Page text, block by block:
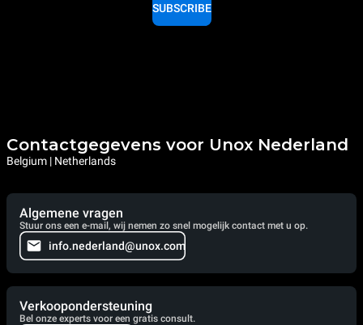
SUBSCRIBE
Contactgegevens voor Unox Nederland
Belgium | Netherlands
Algemene vragen
Stuur ons een e-mail, wij nemen zo snel mogelijk contact met u op.
info.nederland@unox.com
Verkoopondersteuning
Bel onze experts voor een gratis consult.